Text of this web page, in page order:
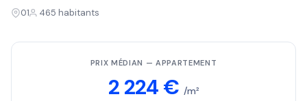
01 465 habitants
PRIX MÉDIAN — APPARTEMENT
2 224 € /m²